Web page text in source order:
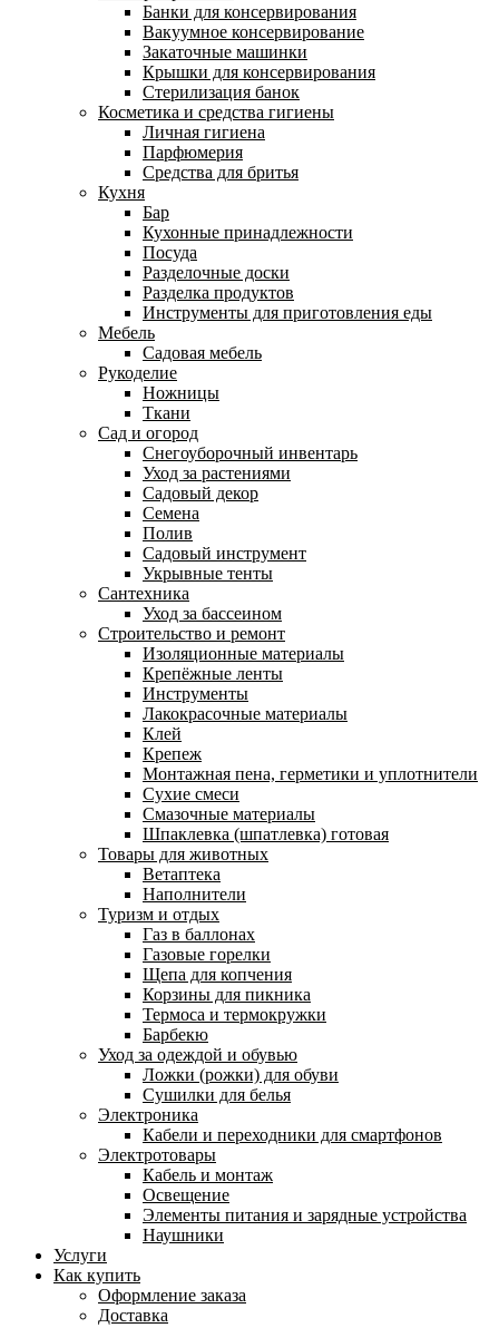
Банки для консервирования
Вакуумное консервирование
Закаточные машинки
Крышки для консервирования
Стерилизация банок
Косметика и средства гигиены
Личная гигиена
Парфюмерия
Средства для бритья
Кухня
Бар
Кухонные принадлежности
Посуда
Разделочные доски
Разделка продуктов
Инструменты для приготовления еды
Мебель
Садовая мебель
Рукоделие
Ножницы
Ткани
Сад и огород
Снегоуборочный инвентарь
Уход за растениями
Садовый декор
Семена
Полив
Садовый инструмент
Укрывные тенты
Сантехника
Уход за бассеином
Строительство и ремонт
Изоляционные материалы
Крепёжные ленты
Инструменты
Лакокрасочные материалы
Клей
Крепеж
Монтажная пена, герметики и уплотнители
Сухие смеси
Смазочные материалы
Шпаклевка (шпатлевка) готовая
Товары для животных
Ветаптека
Наполнители
Туризм и отдых
Газ в баллонах
Газовые горелки
Щепа для копчения
Корзины для пикника
Термоса и термокружки
Барбекю
Уход за одеждой и обувью
Ложки (рожки) для обуви
Сушилки для белья
Электроника
Кабели и переходники для смартфонов
Электротовары
Кабель и монтаж
Освещение
Элементы питания и зарядные устройства
Наушники
Услуги
Как купить
Оформление заказа
Доставка